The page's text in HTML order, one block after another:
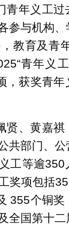
青年义工过
参与机构
教育及青
青年义
，获奖青年
贤、黄嘉祺
共部门、公
工等逾350
奖项包括
355个铜奖
全国第十